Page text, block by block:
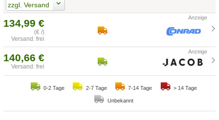
zzgl. Versand
134,99 €
(€ /)
Versand: frei
140,66 €
Versand: frei
0-2 Tage 2-7 Tage 7-14 Tage > 14 Tage
Unbekannt